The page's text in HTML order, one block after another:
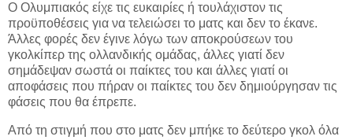
Ο Ολυμπιακός είχε τις ευκαιρίες ή τουλάχιστον τις
προϋποθέσεις για να τελειώσει το ματς και δεν το έκανε.
Άλλες φορές δεν έγινε λόγω των αποκρούσεων του
γκολκίπερ της ολλανδικής ομάδας, άλλες γιατί δεν
σημάδεψαν σωστά οι παίκτες του και άλλες γιατί οι
αποφάσεις που πήραν οι παίκτες του δεν δημιούργησαν τις
φάσεις που θα έπρεπε.
Από τη στιγμή που στο ματς δεν μπήκε το δεύτερο γκολ όλα